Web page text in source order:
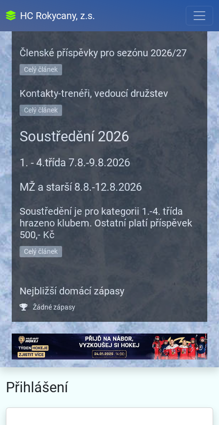
HC Rokycany, z.s.
Členské příspěvky pro sezónu 2026/27
Celý článek
Kontakty-trenéři, vedoucí družstev
Celý článek
Soustředění 2026
1. - 4.třída 7.8.-9.8.2026
MŽ a starší 8.8.-12.8.2026
Soustředění je pro kategorii 1.-4. třída
hrazeno klubem. Ostatní platí příspěvek
500,- Kč
Celý článek
Nejbližší domácí zápasy
Žádné zápasy
Přihlášení